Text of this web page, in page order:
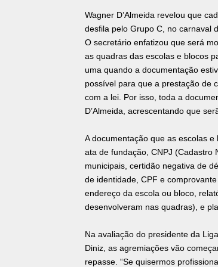
Wagner D’Almeida revelou que
desfila pelo Grupo C, no carnaval
O secretário enfatizou que será
as quadras das escolas e blocos
uma quando a documentação
possível para que a prestação de
com a lei. Por isso, toda a
D’Almeida, acrescentando que
A documentação que as escolas
ata de fundação, CNPJ (Cadastro
municipais, certidão negativa de
de identidade, CPF e
endereço da escola ou bloco,
desenvolveram nas quadras), e
Na avaliação do presidente da
Diniz, as agremiações vão
repasse. “Se quisermos